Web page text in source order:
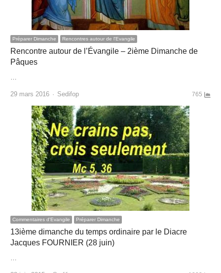
Préparer Dimanche Rencontres autour de l'Evangile
Rencontre autour de l’Évangile – 2ième Dimanche de
Pâques
…
29 mars 2016 Author
Sedifop 765
Commentaires d'Evangile Préparer Dimanche
13ième dimanche du temps ordinaire par le Diacre
Jacques FOURNIER (28 juin)
…